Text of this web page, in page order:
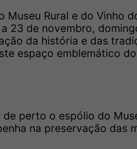
Museu Rural e do Vinho
23 de novembro,
da história e das
espaço emblemático
perto o espólio do
na preservação das